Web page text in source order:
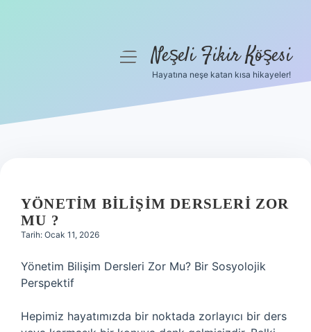
Hakkımızda
menüyüNeşeli Fikir Köşesi
Hayatına neşe katan kısa hikayeler!
YÖNETIM BILIŞIM DERSLERI ZOR
MU ?
Tarih: Ocak 11, 2026
Yönetim Bilişim Dersleri Zor Mu? Bir Sosyolojik
Perspektif
Hepimiz hayatımızda bir noktada zorlayıcı bir ders